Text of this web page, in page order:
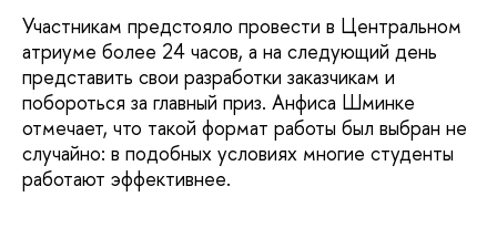
Участникам предстояло провести в Центральном
атриуме более 24 часов, а на следующий день
представить свои разработки заказчикам и
побороться за главный приз. Анфиса Шминке
отмечает, что такой формат работы был выбран не
случайно: в подобных условиях многие студенты
работают эффективнее.